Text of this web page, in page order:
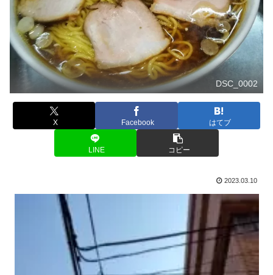
DSC_0002
X Facebook はてブ
LINE コピー
2023.03.10